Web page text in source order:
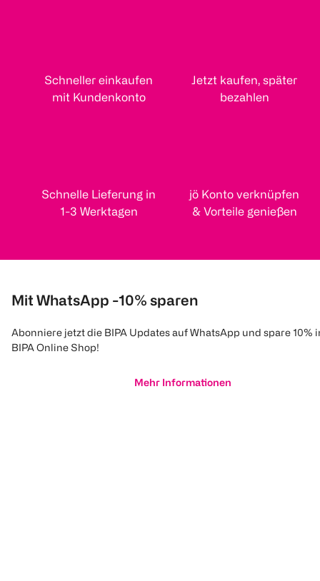
Schneller einkaufen
mit Kundenkonto
Jetzt kaufen, später
bezahlen
Schnelle Lieferung in
1-3 Werktagen
jö Konto verknüpfen
& Vorteile genießen
Mit WhatsApp -10% sparen
Abonniere jetzt die BIPA Updates auf WhatsApp und spare 10%
BIPA Online Shop!
Mehr Informationen